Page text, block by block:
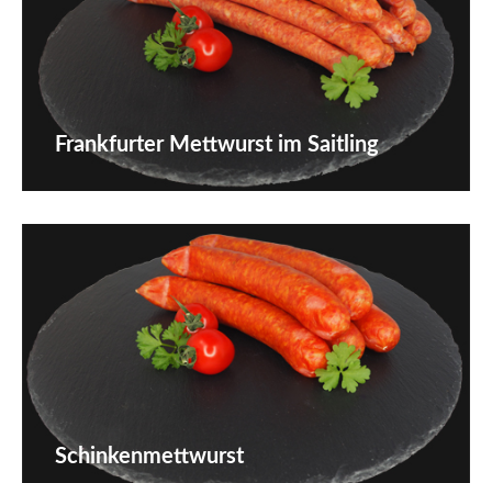
Frankfurter Mettwurst im Saitling
Schinkenmettwurst